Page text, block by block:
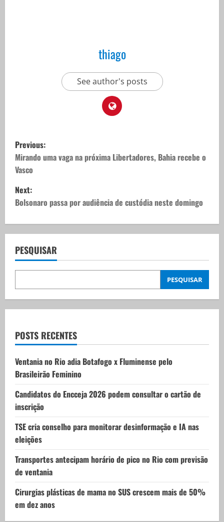
thiago
See author's posts
P
o
s
t
n
a
v
i
g
a
t
i
o
n
Previous:
Mirando uma vaga na próxima Libertadores, Bahia recebe o
Vasco
Next:
Bolsonaro passa por audiência de custódia neste domingo
PESQUISAR
PESQUISAR
POSTS RECENTES
Ventania no Rio adia Botafogo x Fluminense pelo
Brasileirão Feminino
Candidatos do Encceja 2026 podem consultar o cartão de
inscrição
TSE cria conselho para monitorar desinformação e IA nas
eleições
Transportes antecipam horário de pico no Rio com previsão
de ventania
Cirurgias plásticas de mama no SUS crescem mais de 50%
em dez anos